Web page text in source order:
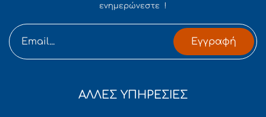
ενημερώνεστε !
Εγγραφή
ΑΛΛΕΣ ΥΠΗΡΕΣΙΕΣ